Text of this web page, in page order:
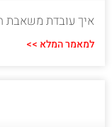
איך עובדת משאבת
למאמר המלא >>